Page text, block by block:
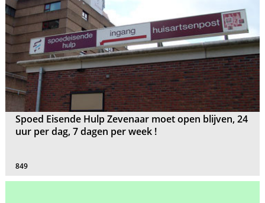
Spoed Eisende Hulp Zevenaar moet open blijven, 24
uur per dag, 7 dagen per week !
849